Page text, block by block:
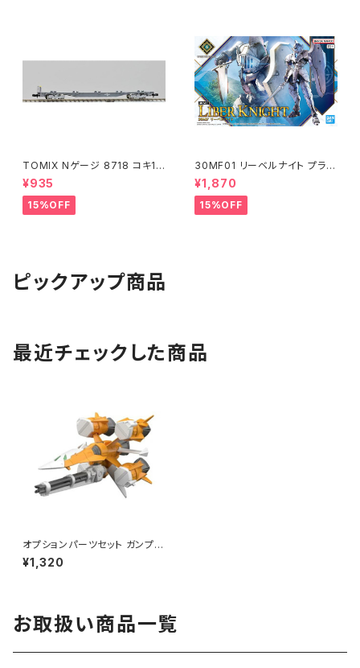
TOMIX Nゲージ 8718 コキ10
7 (増備型・コンテナなし) 鉄道
模型
¥935
15%OFF
30MF01 リーベルナイト プラモ
デル（新品 在庫品）
¥1,870
15%OFF
ピックアップ商品
最近チェックした商品
オプションパーツセット ガンプラ
14(ガンバレルストライカー) ガ
ンプラ プラモデル（新品 在庫
¥1,320
お取扱い商品一覧